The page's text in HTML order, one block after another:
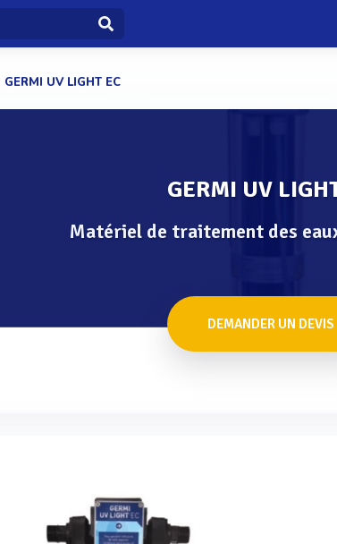
GERMI UV LIGHT EC
GERMI UV
Matériel de traitement des
DEMANDER UN DEVIS